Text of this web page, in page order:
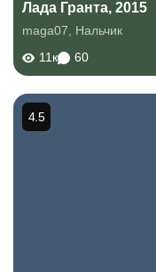
Лада Гранта, 2015
maga07
Нальчик
11к
60
4.5